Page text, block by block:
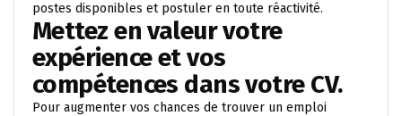
postes disponibles et postuler en toute réactivité.
Mettez en valeur votre
expérience et vos
compétences dans votre CV.
Pour augmenter vos chances de trouver un emploi